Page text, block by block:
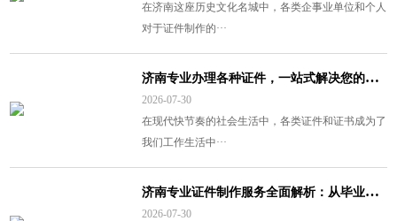
在济南这座历史文化名城中，各类企事业单位和个人
对于证件制作的···
济
南专业办理各种证件，一站式解决您的证书需求
2026-07-30
在现代快节奏的社会生活中，各类证件和证书成为了
我们工作生活中···
济
南专业证件制作服务全面解析：从毕业证到各类证书一站式搞定
2026-07-30